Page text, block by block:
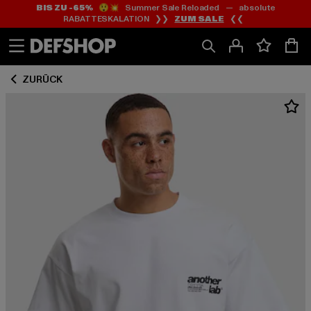
Zum
Inhalt
springen
Zum
Fußzeile
springen
BIS ZU -65%😲💥 Summer Sale Reloaded — absolute
RABATTESKALATION ❯❯ ZUM SALE ❮❮
ZURÜCK